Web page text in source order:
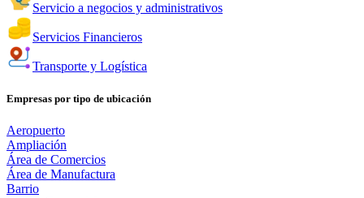
Servicio a negocios y administrativos
Servicios Financieros
Transporte y Logística
Empresas por tipo de ubicación
Aeropuerto
Ampliación
Área de Comercios
Área de Manufactura
Barrio